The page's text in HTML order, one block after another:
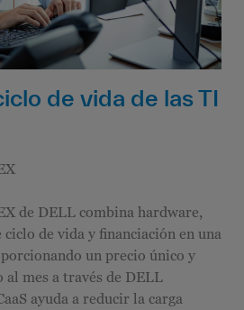
de vida de las TI
de DELL combina hardware,
de vida y financiación en una
un precio único y
mes a través de DELL
ayuda a reducir la carga